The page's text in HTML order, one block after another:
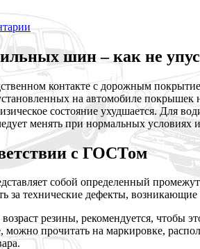
шин – как не
контакте с дорожным
на автомобиле
состояние ухудшается. Для
менять при нормальных условиях
с ГОСТом
собой определенный
за технические дефекты,
резины, рекомендуется, чтобы
можно прочитать на маркировке,